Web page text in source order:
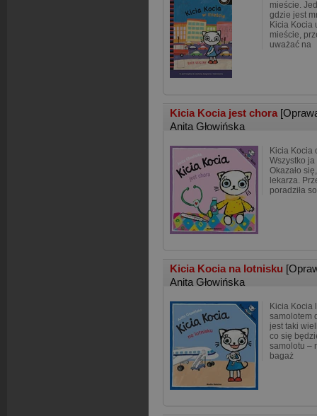
mieście.
gdzie jest
Kicia Kocia
mieście,
uważać na
Kicia Kocia jest chora
Anita Głowińska
Kicia Kocia
Wszystko ja
Okazało
lekarza.
poradziła
Kicia Kocia na lotnisku
Anita Głowińska
Kicia Kocia
samolotem
jest taki
co się
samolotu –
bagaż